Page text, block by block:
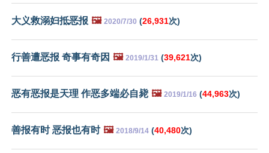
大义救溺妇抵恶报 🖼️ 2020/7/30 (26,931次)
行善遭恶报 奇事有奇因 🖼️ 2019/1/31 (39,621次)
恶有恶报是天理 作恶多端必自毙 🖼️ 2019/1/16 (44,963次)
善报有时 恶报也有时 🖼️ 2018/9/14 (40,480次)